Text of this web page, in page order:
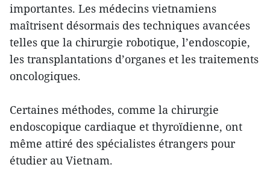
importantes. Les médecins vietnamiens
maîtrisent désormais des techniques avancées
telles que la chirurgie robotique, l’endoscopie,
les transplantations d’organes et les traitements
oncologiques.
Certaines méthodes, comme la chirurgie
endoscopique cardiaque et thyroïdienne, ont
même attiré des spécialistes étrangers pour
étudier au Vietnam.